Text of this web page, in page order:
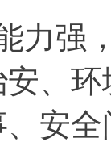
力强
、
安